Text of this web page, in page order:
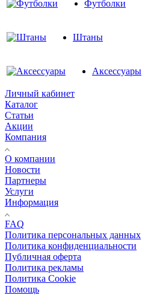
Футболки
Штаны
Аксессуары
Личный кабинет
Каталог
Статьи
Акции
Компания
О компании
Новости
Партнеры
Услуги
Информация
FAQ
Политика персональных данных
Политика конфиденциальности
Публичная оферта
Политика рекламы
Политика Cookie
Помощь